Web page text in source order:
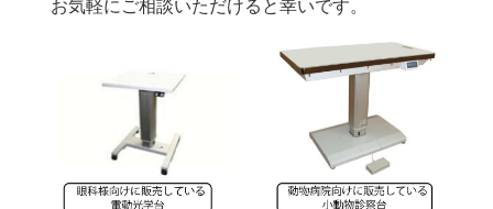
お気軽にご相談いただけると幸いです。